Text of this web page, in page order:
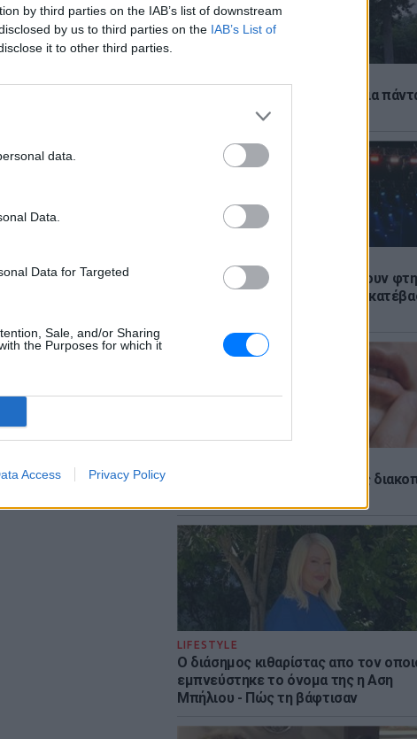
by third parties on the IAB’s list of downstream
by us to third parties on the IAB’s List of
it to other third parties.
data.
Data.
Data for Targeted
Sale, and/or Sharing
the Purposes for which it
Access Privacy Policy
Ο αρχιτέκτονας που άλλαξε για
Οι συναυλίες επιτέλους βγάζουν
εισιτήρια - Ποιοι καλλιτέχνες
Γιατί γεμίζουμε σπυράκια στις
LIFESTYLE
Ο διάσημος κιθαρίστας απο τον
εμπνεύστηκε το όνομα της η Αση
Μπήλιου - Πώς τη βάφτισαν
σου κάνει κλικ!